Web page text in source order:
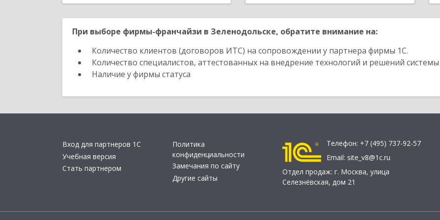
При выборе фирмы-франчайзи в Зеленодольске, обратите внимание на:
Количество клиентов (договоров ИТС) на сопровождении у партнера фирмы 1С.
Количество специалистов, аттестованных на внедрение технологий и решений
Наличие у фирмы статуса
Вход для партнеров 1С
Учебная версия
Стать партнером
Политика
конфиденциальности
Замечания по сайту
Другие сайты
Телефон: +7 (495) 737-92-57
Email: site_v8@1c.ru
Отдел продаж: г. Москва, улица
Селезнёвская, дом 21